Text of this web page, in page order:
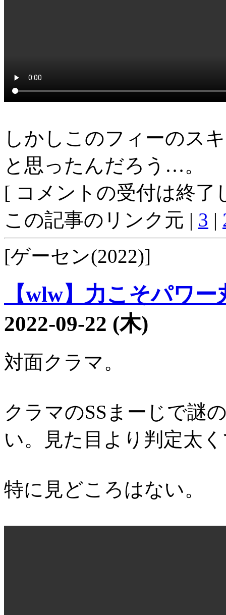
しかしこのフィーのス
と思ったんだろう…。
[ コメントの受付は終了
この記事のリンク元 | 3 |
[ゲーセン(2022)]
【wlw】力こそパワ
2022-09-22 (木)
対面クラマ。
クラマのSSまーじで謎
い。見た目より判定太
特に見どころはない。